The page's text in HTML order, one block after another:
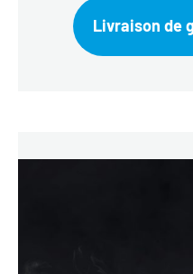
Livraison de